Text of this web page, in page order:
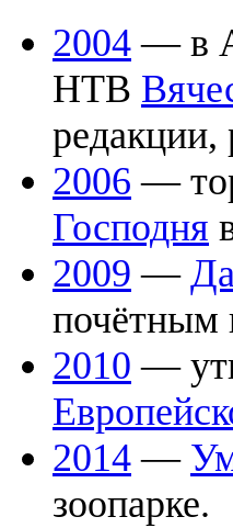
2004 — в
НТВ
2006 —
Господня
2009 —
почётным
2010 —
2014 —
зоопарке.